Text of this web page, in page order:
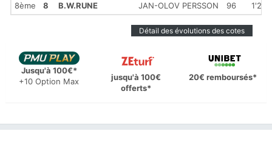
8ème
8 B.W.RUNE JAN-OLOV PERSSON 96
Détail des évolutions des cotes
Jusqu'à 100€*
+10 Option Max
jusqu'à 100€
offerts*
20€ remboursés*